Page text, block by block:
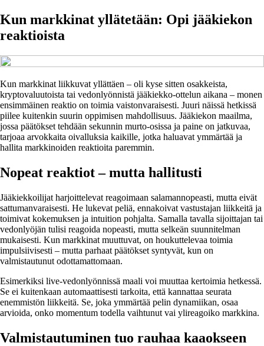
Kun markkinat yllätetään: Opi jääkiekon
reaktioista
Kun markkinat liikkuvat yllättäen – oli kyse sitten osakkeista,
kryptovaluutoista tai vedonlyönnistä jääkiekko-ottelun aikana – monen
ensimmäinen reaktio on toimia vaistonvaraisesti. Juuri näissä hetkissä
piilee kuitenkin suurin oppimisen mahdollisuus. Jääkiekon maailma,
jossa päätökset tehdään sekunnin murto-osissa ja paine on jatkuvaa,
tarjoaa arvokkaita oivalluksia kaikille, jotka haluavat ymmärtää ja
hallita markkinoiden reaktioita paremmin.
Nopeat reaktiot – mutta hallitusti
Jääkiekkoilijat harjoittelevat reagoimaan salamannopeasti, mutta eivät
sattumanvaraisesti. He lukevat peliä, ennakoivat vastustajan liikkeitä ja
toimivat kokemuksen ja intuition pohjalta. Samalla tavalla sijoittajan tai
vedonlyöjän tulisi reagoida nopeasti, mutta selkeän suunnitelman
mukaisesti. Kun markkinat muuttuvat, on houkuttelevaa toimia
impulsiivisesti – mutta parhaat päätökset syntyvät, kun on
valmistautunut odottamattomaan.
Esimerkiksi live-vedonlyönnissä maali voi muuttaa kertoimia hetkessä.
Se ei kuitenkaan automaattisesti tarkoita, että kannattaa seurata
enemmistön liikkeitä. Se, joka ymmärtää pelin dynamiikan, osaa
arvioida, onko momentum todella vaihtunut vai ylireagoiko markkina.
Valmistautuminen tuo rauhaa kaaokseen